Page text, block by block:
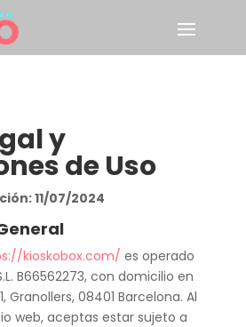
y
de Uso
11/07/2024
kioskobox.com/ es operado
B66562273, con domicilio en
Granollers, 08401 Barcelona. Al
web, aceptas estar sujeto a